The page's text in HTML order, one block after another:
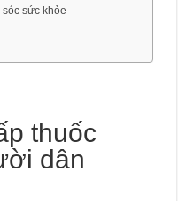
sức khỏe
thuốc
dân